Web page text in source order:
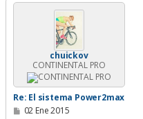
chuickov
CONTINENTAL PRO
Re: El sistema Power2max
M
02 Ene 2015